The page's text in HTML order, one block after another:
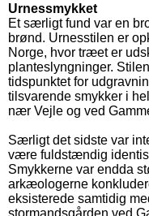
Urnessmykket
Et særligt fund var en
brønd. Urnesstilen er
Norge, hvor træet er
planteslyngninger.
tidspunktet for
tilsvarende smykker i
nær Vejle og ved
Særligt det sidste var
være fuldstændig
Smykkerne var endda
arkæologerne
eksisterede samtidig
stormandsgården ved